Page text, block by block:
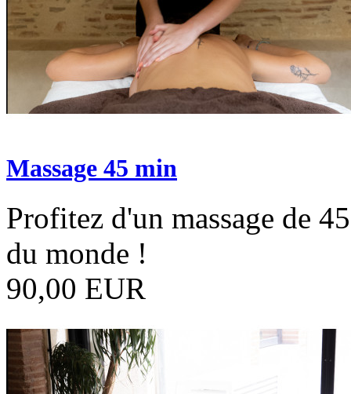
Massage 45 min
Profitez d'un massage de
du monde !
90,00 EUR